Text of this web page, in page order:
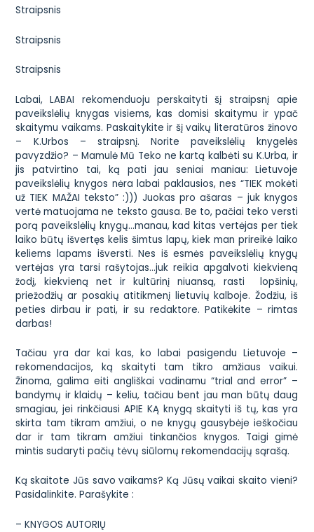
Straipsnis
Straipsnis
Straipsnis
Labai, LABAI rekomenduoju perskaitytišį straipsnį apie
paveikslėlių knygasvisiems, kas domisi skaitymu ir ypač
skaitymu vaikams. Paskaitykite ir šįvaikų literatūros žinovo
– K.Urbos – straipsnį. Norite paveikslėlių knygelės
pavyzdžio? –
Mamulė Mū Teko ne kartą kalbėti su K.Urba, ir
jis patvirtino tai, ką pati jau seniai maniau: Lietuvoje
paveikslėlių knygos nėra labai paklausios, nes “TIEK mokėti
už TIEK MAŽAI teksto” :))) Juokas pro ašaras – juk knygos
vertė matuojama ne teksto gausa. Be to, pačiai teko versti
porą paveikslėlių knygų…manau, kad kitas vertėjas per tiek
laiko būtų išvertęs kelis šimtus lapų, kiek man prireikė laiko
keliems lapams išversti. Nes iš esmės paveikslėlių knygų
vertėjas yra tarsi rašytojas…juk reikia apgalvoti kiekvieną
žodį, kiekvieną net ir kultūrinį niuansą, rasti lopšinių,
priežodžių ar posakių atitikmenį lietuvių kalboje. Žodžiu, iš
peties dirbau ir pati, ir su redaktore. Patikėkite – rimtas
darbas!
Tačiau yra dar kai kas, ko labai pasigendu Lietuvoje –
rekomendacijos, ką skaityti tam tikro amžiaus vaikui.
Žinoma, galima eiti angliškai vadinamu “trial and error” –
bandymų ir klaidų – keliu, tačiau bent jau man būtų daug
smagiau, jei rinkčiausi APIE KĄ knygą skaityti iš tų, kas yra
skirta tam tikram amžiui, o ne knygų gausybėje ieškočiau
dar ir tam tikram amžiui tinkančios knygos. Taigi gimė
mintis sudaryti pačių tėvų siūlomų rekomendacijų sąrašą.
Ką skaitote Jūs savo vaikams? Ką Jūsų vaikai skaito vieni?
Pasidalinkite. Parašykite :
– KNYGOS AUTORIŲ